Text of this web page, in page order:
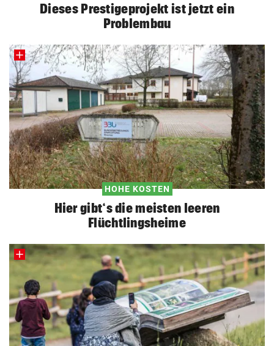
Dieses Prestigeprojekt ist jetzt ein
Problembau
HOHE KOSTEN
Hier gibt‘s die meisten leeren
Flüchtlingsheime